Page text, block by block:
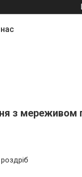
з мереживом